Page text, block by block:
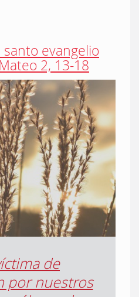
evangelio
2, 13-18
de
por nuestros